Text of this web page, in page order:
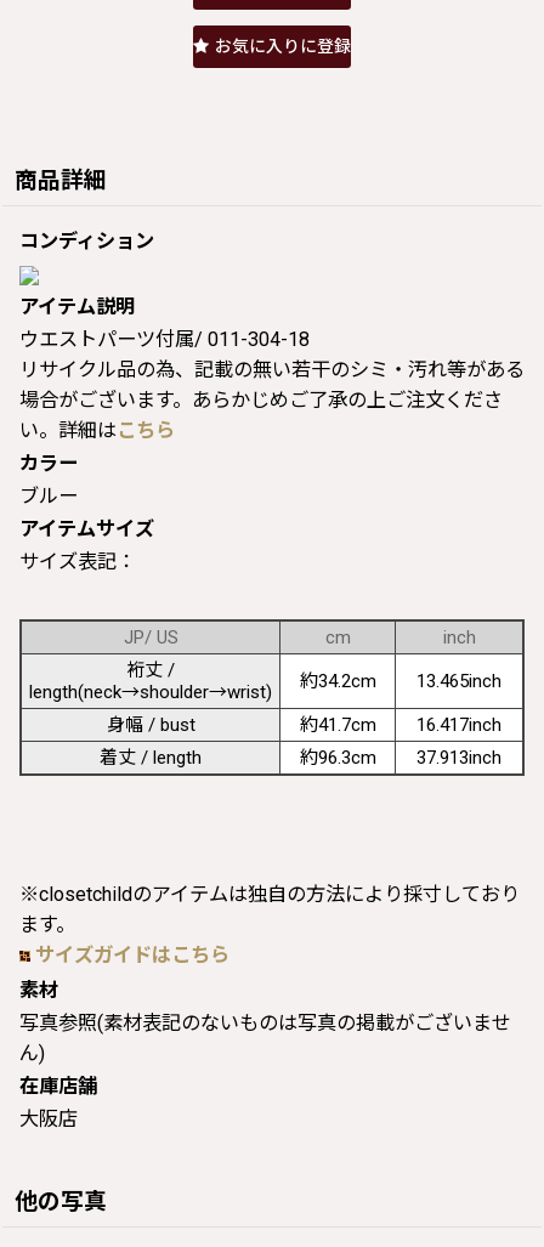
お気に入りに登録
商品詳細
コンディション
アイテム説明
ウエストパーツ付属/ 011-304-18
リサイクル品の為、記載の無い若干のシミ・汚れ等がある
場合がございます。あらかじめご了承の上ご注文くださ
い。詳細は こちら
カラー
ブルー
アイテムサイズ
サイズ表記：
JP/ US cm
inch
裄丈 /
length(neck→shoulder→wrist)
約34.2cm
13.465inch
身幅 / bust
約41.7cm
16.417inch
着丈 / length
約96.3cm 37.913inch
※closetchildのアイテムは独自の方法により採寸しており
ます。
サイズガイドはこちら
素材
写真参照(素材表記のないものは写真の掲載がございませ
ん)
在庫店舗
大阪店
他の写真